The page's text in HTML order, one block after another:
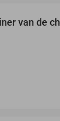
van de